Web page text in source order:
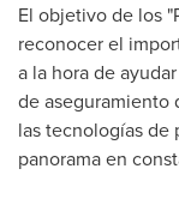
El objetivo de los
reconocer el
a la hora de
de aseguramiento
las tecnologías de
panorama en